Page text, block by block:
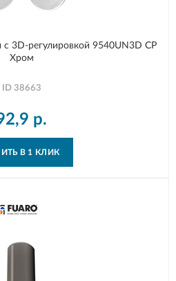
с 3D-регулировкой 9540UN3D CP
Хром
ID 38663
р.
В 1 КЛИК